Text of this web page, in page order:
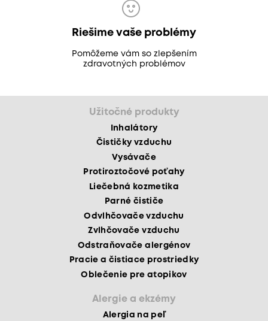
Riešime vaše problémy
Pomôžeme vám so zlepšením
zdravotných problémov
Užitočné produkty
Inhalátory
Čističky vzduchu
Vysávače
Protiroztočové poťahy
Liečebná kozmetika
Parné čističe
Odvlhčovače vzduchu
Zvlhčovače vzduchu
Odstraňovače alergénov
Pracie a čistiace prostriedky
Oblečenie pre atopikov
Alergie a ekzémy
Alergia na peľ